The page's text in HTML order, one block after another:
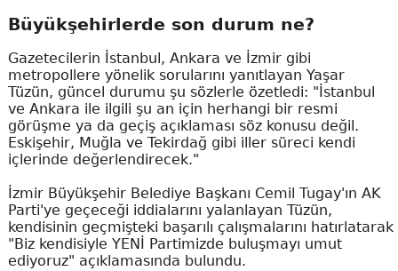
Büyükşehirlerde son durum ne?
Gazetecilerin İstanbul, Ankara ve İzmir gibi
metropollere yönelik sorularını yanıtlayan Yaşar
Tüzün, güncel durumu şu sözlerle özetledi: "İstanbul
ve Ankara ile ilgili şu an için herhangi bir resmi
görüşme ya da geçiş açıklaması söz konusu değil.
Eskişehir, Muğla ve Tekirdağ gibi iller süreci kendi
içlerinde değerlendirecek."
İzmir Büyükşehir Belediye Başkanı Cemil Tugay'ın AK
Parti'ye geçeceği iddialarını yalanlayan Tüzün,
kendisinin geçmişteki başarılı çalışmalarını hatırlatarak
"Biz kendisiyle YENİ Partimizde buluşmayı umut
ediyoruz" açıklamasında bulundu.